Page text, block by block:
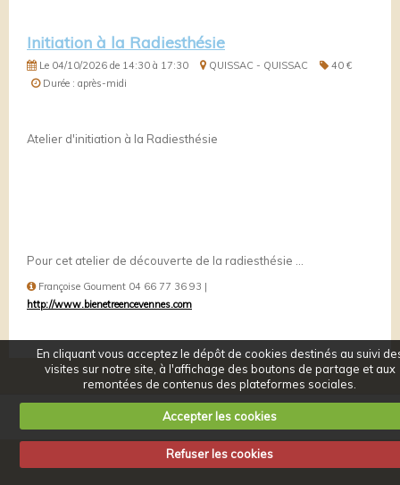
Initiation à la Radiesthésie
Le 04/10/2026 de 14:30 à 17:30 QUISSAC - QUISSAC
40 €
Durée : après-midi
Atelier d'initiation à la Radiesthésie
Pour cet atelier de découverte de la radiesthésie ...
Françoise Goument 04 66 77 36 93 |
http://www.bienetreencevennes.com
Conditions générales d'utilisation
En cliquant vous acceptez le dépôt de cookies destinés au suivi
visites sur notre site, à l'affichage des boutons de partage et aux
remontées de contenus des plateformes sociales.
Accepter les cookies
Refuser les cookies